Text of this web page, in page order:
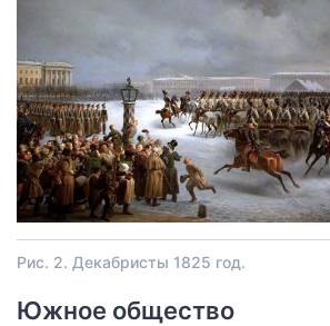
Рис. 2. Декабристы 1825 год.
Южное общество